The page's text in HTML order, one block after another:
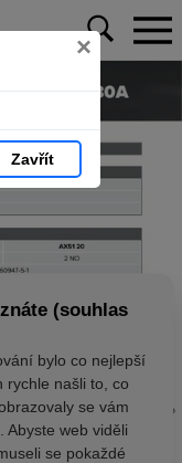
×
Zavřít
(souhlas
bylo co nejlepší
rychle našli to, co
se vám
Abyste web viděli
se pokaždé